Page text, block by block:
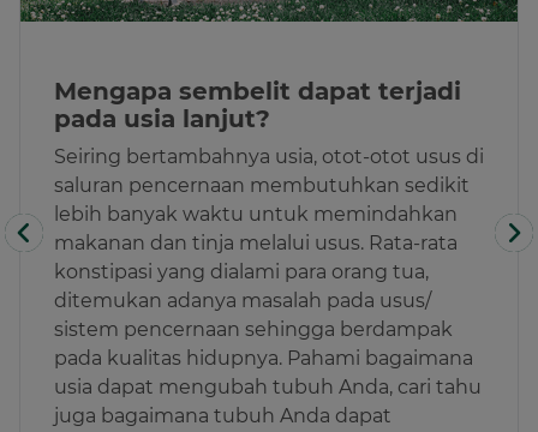
Mengapa sembelit dapat terjadi
pada usia lanjut?
Seiring bertambahnya usia, otot-otot usus di
saluran pencernaan membutuhkan sedikit
lebih banyak waktu untuk memindahkan
makanan dan tinja melalui usus. Rata-rata
konstipasi yang dialami para orang tua,
ditemukan adanya masalah pada usus/
sistem pencernaan sehingga berdampak
pada kualitas hidupnya. Pahami bagaimana
usia dapat mengubah tubuh Anda, cari tahu
juga bagaimana tubuh Anda dapat